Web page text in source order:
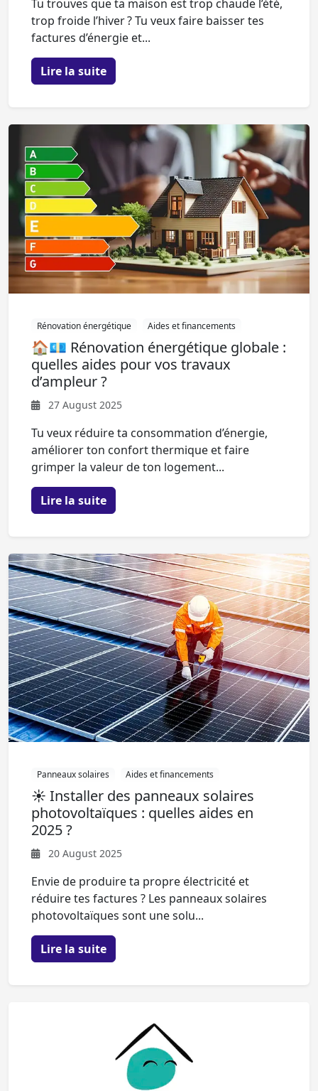
Tu trouves que ta maison est trop chaude l’été,
trop froide l’hiver ? Tu veux faire baisser tes
factures d’énergie et...
Lire la suite
Rénovation énergétique Aides et financements
🏠💶 Rénovation énergétique globale :
quelles aides pour vos travaux
d’ampleur ?
27 August 2025
Tu veux réduire ta consommation d’énergie,
améliorer ton confort thermique et faire
grimper la valeur de ton logement...
Lire la suite
Panneaux solaires Aides et financements
☀️ Installer des panneaux solaires
photovoltaïques : quelles aides en
2025 ?
20 August 2025
Envie de produire ta propre électricité et
réduire tes factures ? Les panneaux solaires
photovoltaïques sont une solu...
Lire la suite